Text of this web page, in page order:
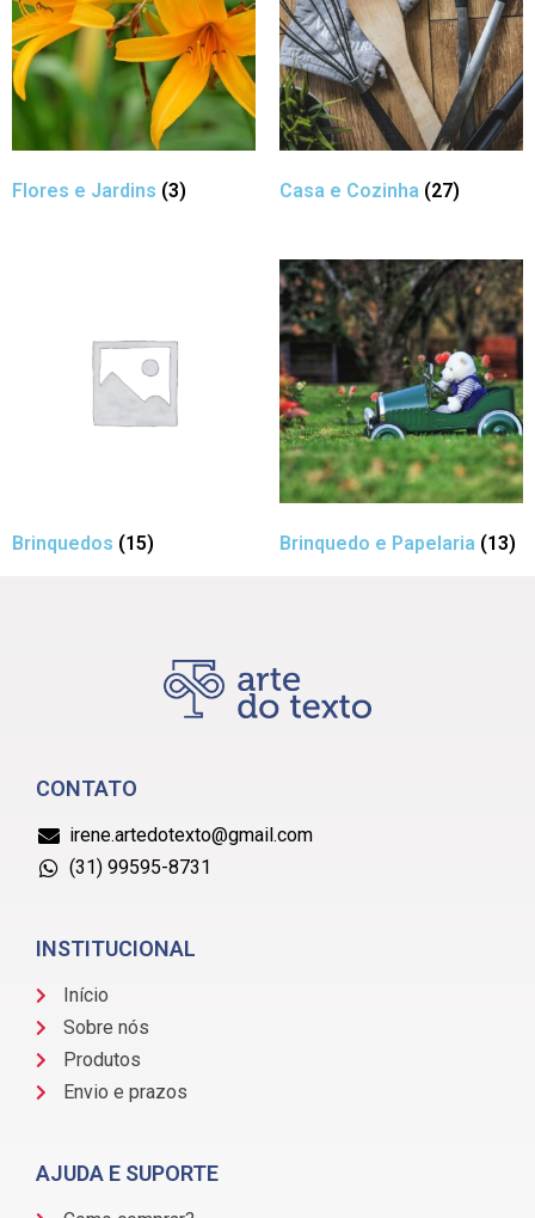
Flores e Jardins (3) Casa e Cozinha (27)
Brinquedos (15) Brinquedo e Papelaria (13)
CONTATO
irene.artedotexto@gmail.com
(31) 99595-8731
INSTITUCIONAL
Início
Sobre nós
Produtos
Envio e prazos
AJUDA E SUPORTE